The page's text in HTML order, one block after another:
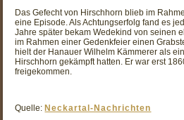
Das Gefecht von Hirschhorn blieb im
eine Episode. Als Achtungserfolg fand es
Jahre später bekam Wedekind von seinen
im Rahmen einer Gedenkfeier einen
hielt der Hanauer Wilhelm Kämmerer als
Hirschhorn gekämpft hatten. Er war erst
freigekommen.
Quelle:Neckartal-Nachrichten